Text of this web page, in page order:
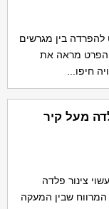
בין מגרשים
הפרט מראה את
חיפו...
מעל קיר
עשוי צינור פלדה
שבין המעקה